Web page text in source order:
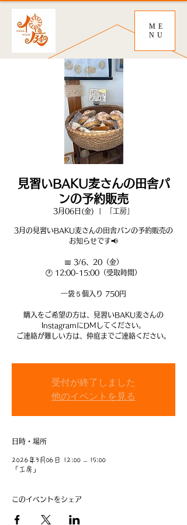
ME
NU
見習いBAKU麦さんの田舎パ
ンの予約販売
3月06日(金) 「工房」
3月の見習いBAKU麦さんの田舎パンの予約販売の
お知らせです📢
📅 3/6、20（金）
🕐 12:00-15:00（受取時間）
一袋５個入り 750円
購入をご希望の方は、見習いBAKU麦さんの
InstagramにDMしてください。
ご連絡が難しい方は、仲庭までご連絡ください。
受付が終了しました
他のイベントを見る
日時・場所
2026年3月06日 12:00 – 15:00
「工房」
このイベントをシェア